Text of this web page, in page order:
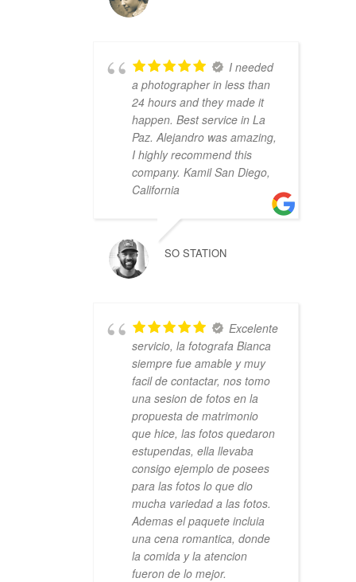
I needed
a photographer in less than
24 hours and they made it
happen. Best service in La
Paz. Alejandro was amazing,
I highly recommend this
company. Kamil San Diego,
California
SO STATION
Excelente
servicio, la fotografa Bianca
siempre fue amable y muy
facil de contactar, nos tomo
una sesion de fotos en la
propuesta de matrimonio
que hice, las fotos quedaron
estupendas, ella llevaba
consigo ejemplo de posees
para las fotos lo que dio
mucha variedad a las fotos.
Ademas el paquete incluia
una cena romantica, donde
la comida y la atencion
fueron de lo mejor.